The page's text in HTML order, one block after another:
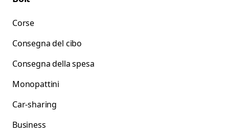
Corse
Consegna del cibo
Consegna della spesa
Monopattini
Car-sharing
Business